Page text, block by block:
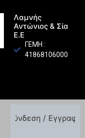
Λαμνής
Αντώνιος & Σία
Ε.Ε
ΓΕΜΗ :
41868106000
Σύνδεση / Εγγραφή